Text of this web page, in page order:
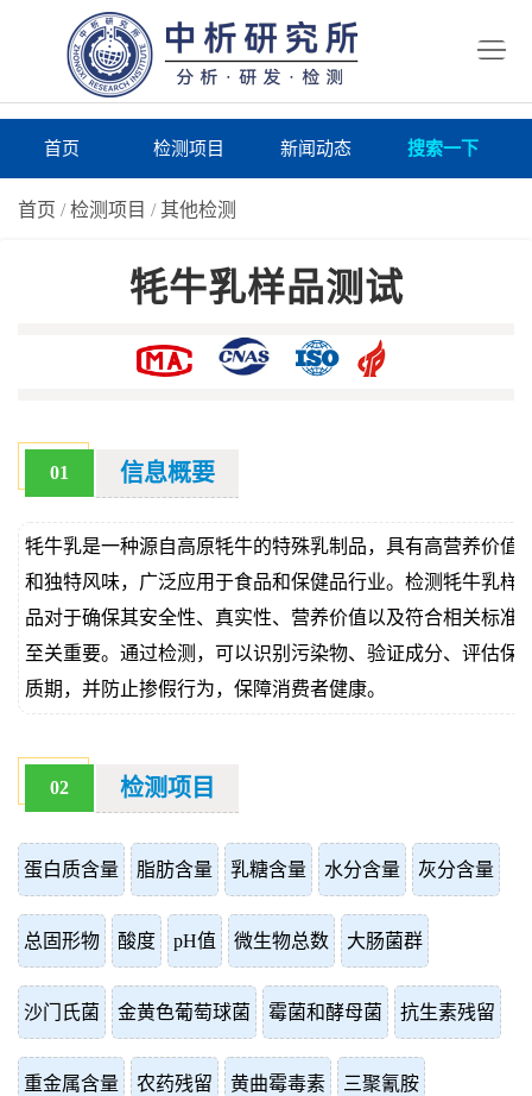
首页 检测项目 新闻动态 搜索一下
首页 /检测项目 /其他检测
牦牛乳样品测试
01 信息概要
牦牛乳是一种源自高原牦牛的特殊乳制品，具有高营养价值
和独特风味，广泛应用于食品和保健品行业。检测牦牛乳样
品对于确保其安全性、真实性、营养价值以及符合相关标准
至关重要。通过检测，可以识别污染物、验证成分、评估保
质期，并防止掺假行为，保障消费者健康。
02 检测项目
蛋白质含量 脂肪含量 乳糖含量 水分含量 灰分含量
总固形物 酸度 pH值 微生物总数 大肠菌群
沙门氏菌 金黄色葡萄球菌 霉菌和酵母菌 抗生素残留
重金属含量 农药残留 黄曲霉毒素 三聚氰胺
价
真
伪
查